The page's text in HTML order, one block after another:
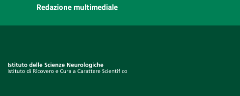
Redazione multimediale